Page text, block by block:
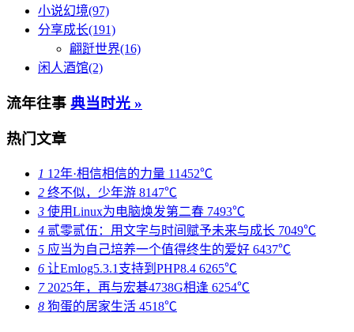
小说幻境(97)
分享成长(191)
翩跹世界(16)
闲人酒馆(2)
流年往事 典当时光 »
热门文章
1 12年·相信相信的力量 11452℃
2 终不似，少年游 8147℃
3 使用Linux为电脑焕发第二春 7493℃
4 贰零贰伍：用文字与时间赋予未来与成长 7049℃
5 应当为自己培养一个值得终生的爱好 6437℃
6 让Emlog5.3.1支持到PHP8.4 6265℃
72025年，再与宏碁4738G相逢 6254℃
8 狗蛋的居家生活 4518℃